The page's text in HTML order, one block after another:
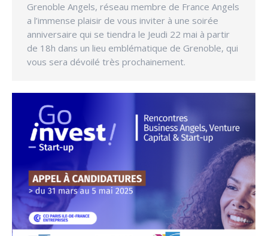
Grenoble Angels, réseau membre de France Angels
a l’immense plaisir de vous inviter à une soirée
anniversaire qui se tiendra le Jeudi 22 mai à partir
de 18h dans un lieu emblématique de Grenoble, qui
vous sera dévoilé très prochainement.